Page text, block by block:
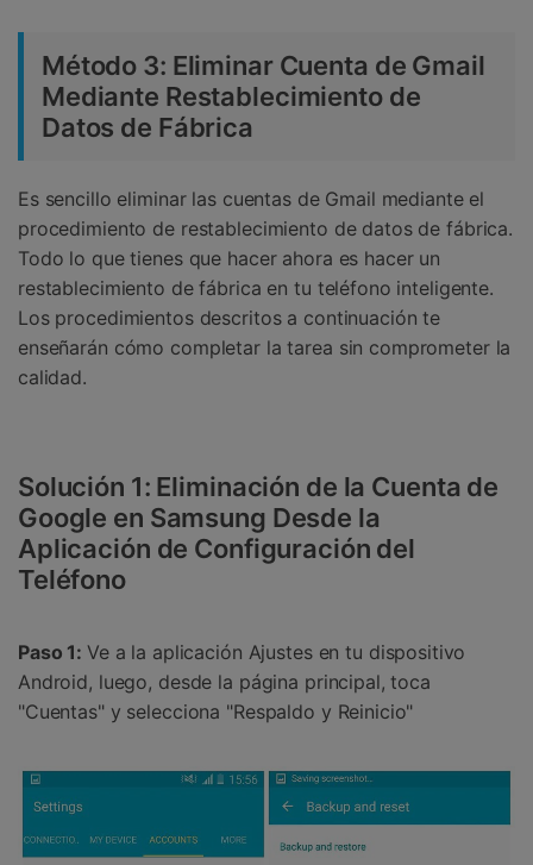
Método 3: Eliminar Cuenta de Gmail
Mediante Restablecimiento de
Datos de Fábrica
Es sencillo eliminar las cuentas de Gmail mediante el
procedimiento de restablecimiento de datos de fábrica.
Todo lo que tienes que hacer ahora es hacer un
restablecimiento de fábrica en tu teléfono inteligente.
Los procedimientos descritos a continuación te
enseñarán cómo completar la tarea sin comprometer la
calidad.
Solución 1: Eliminación de la Cuenta de
Google en Samsung Desde la
Aplicación de Configuración del
Teléfono
Paso 1: Ve a la aplicación Ajustes en tu dispositivo
Android, luego, desde la página principal, toca
"Cuentas" y selecciona "Respaldo y Reinicio"